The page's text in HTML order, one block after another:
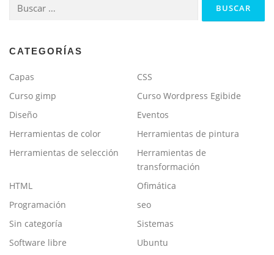
Buscar:
CATEGORÍAS
Capas
CSS
Curso gimp
Curso Wordpress Egibide
Diseño
Eventos
Herramientas de color
Herramientas de pintura
Herramientas de selección
Herramientas de
transformación
HTML
Ofimática
Programación
seo
Sin categoría
Sistemas
Software libre
Ubuntu